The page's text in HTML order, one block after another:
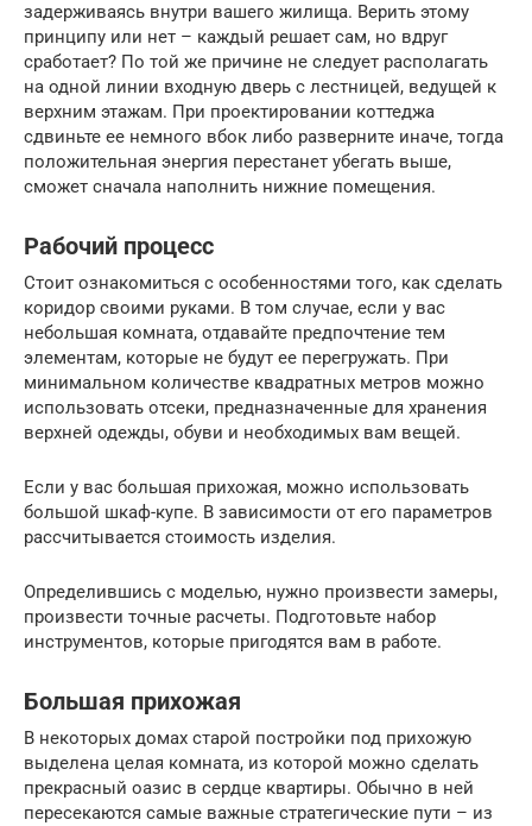
задерживаясь внутри вашего жилища. Верить этому
принципу или нет – каждый решает сам, но вдруг
сработает? По той же причине не следует располагать
на одной линии входную дверь с лестницей, ведущей к
верхним этажам. При проектировании коттеджа
сдвиньте ее немного вбок либо разверните иначе, тогда
положительная энергия перестанет убегать выше,
сможет сначала наполнить нижние помещения.
Рабочий процесс
Стоит ознакомиться с особенностями того, как сделать
коридор своими руками. В том случае, если у вас
небольшая комната, отдавайте предпочтение тем
элементам, которые не будут ее перегружать. При
минимальном количестве квадратных метров можно
использовать отсеки, предназначенные для хранения
верхней одежды, обуви и необходимых вам вещей.
Если у вас большая прихожая, можно использовать
большой шкаф-купе. В зависимости от его параметров
рассчитывается стоимость изделия.
Определившись с моделью, нужно произвести замеры,
произвести точные расчеты. Подготовьте набор
инструментов, которые пригодятся вам в работе.
Большая прихожая
В некоторых домах старой постройки под прихожую
выделена целая комната, из которой можно сделать
прекрасный оазис в сердце квартиры. Обычно в ней
пересекаются самые важные стратегические пути – из